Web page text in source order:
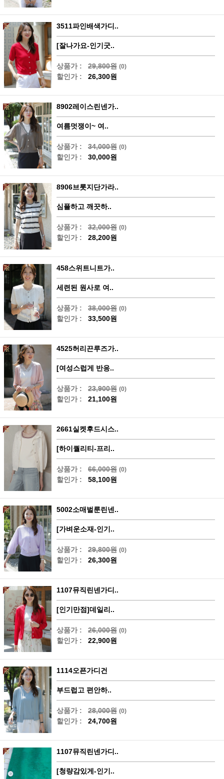
3511파인배색가디..
[잘나가요-인기굿..
상품가 : 29,800원 (0)
할인가 : 26,300원
8902레이스린넨가..
여름멋쟁이~ 여..
상품가 : 34,000원 (0)
할인가 : 30,000원
8906브롯지단가라..
심플하고 깨끗하..
상품가 : 32,000원 (0)
할인가 : 28,200원
458스위트니트가..
세련된 원사로 여..
상품가 : 38,000원 (0)
할인가 : 33,500원
4525허리끈루즈가..
[여성스럽게 반응..
상품가 : 23,900원 (0)
할인가 : 21,100원
2661실켓후드시스..
[하이퀄리티-프리..
상품가 : 66,000원 (0)
할인가 : 58,100원
5002소매벌룬린넨..
[가벼운소재-인기..
상품가 : 29,800원 (0)
할인가 : 26,300원
1107뮤직린넨가디..
[인기만점]데일리..
상품가 : 26,000원 (0)
할인가 : 22,900원
1114오픈가디건
부드럽고 편안하..
상품가 : 28,000원 (0)
할인가 : 24,700원
1107뮤직린넨가디..
[청량감있게-인기..